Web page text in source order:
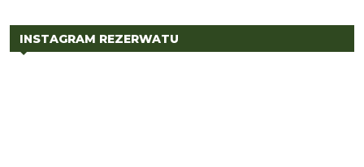
INSTAGRAM REZERWATU